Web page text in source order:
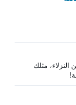
النزلاء، مثلك